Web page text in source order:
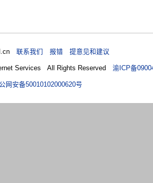
联系我们 报错 提意见和建议
Services All Rights Reserved渝ICP备
网安备50010102000620号